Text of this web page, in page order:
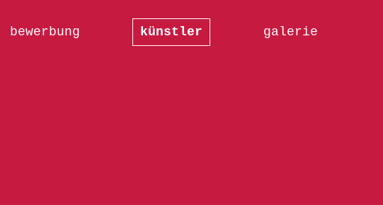
bewerbung künstler galerie